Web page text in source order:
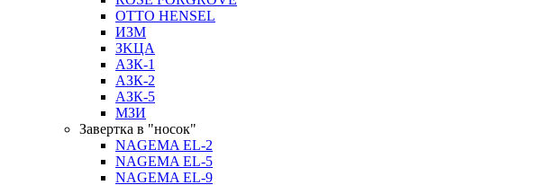
OTTO HENSEL
ИЗМ
ЗKЦA
АЗК-1
АЗК-2
АЗК-5
МЗИ
Завертка в "носок"
NAGEMA EL-2
NAGEMA EL-5
NAGEMA EL-9